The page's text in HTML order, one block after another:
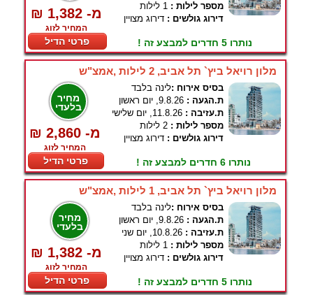
₪ 1,382 -מ
המחיר לזוג
פרטי הדיל
מספר לילות : 1 לילות
דירוג גולשים : דירוג מצויין
נותרו 5 חדרים למבצע זה !
מלון רויאל ביץ` תל אביב, 2 לילות ,אמצ"ש
מחיר
בלעדי
₪ 2,860 -מ
המחיר לזוג
פרטי הדיל
בסיס אירוח :לינה בלבד
ת.הגעה : 9.8.26, יום ראשון
ת.עזיבה : 11.8.26, יום שלישי
מספר לילות : 2 לילות
דירוג גולשים : דירוג מצויין
נותרו 6 חדרים למבצע זה !
מלון רויאל ביץ` תל אביב, 1 לילות ,אמצ"ש
מחיר
בלעדי
₪ 1,382 -מ
המחיר לזוג
פרטי הדיל
בסיס אירוח :לינה בלבד
ת.הגעה : 9.8.26, יום ראשון
ת.עזיבה : 10.8.26, יום שני
מספר לילות : 1 לילות
דירוג גולשים : דירוג מצויין
נותרו 5 חדרים למבצע זה !